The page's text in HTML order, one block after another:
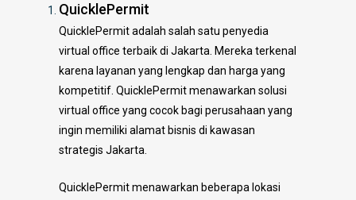
QuicklePermit
QuicklePermit adalah salah satu penyedia
virtual office terbaik di Jakarta. Mereka terkenal
karena layanan yang lengkap dan harga yang
kompetitif. QuicklePermit menawarkan solusi
virtual office yang cocok bagi perusahaan yang
ingin memiliki alamat bisnis di kawasan
strategis Jakarta.
QuicklePermit menawarkan beberapa lokasi